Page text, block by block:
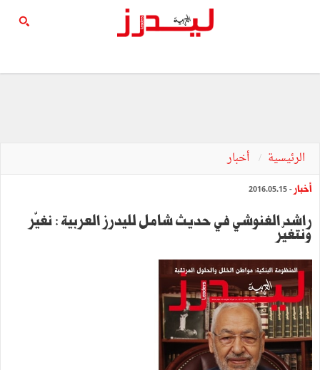
الرئيسية أخبار
أخبار - 2016.05.15
راشد الغنوشي في حديث شامل لليدرز العربية : نغيّر
ونتغيّر